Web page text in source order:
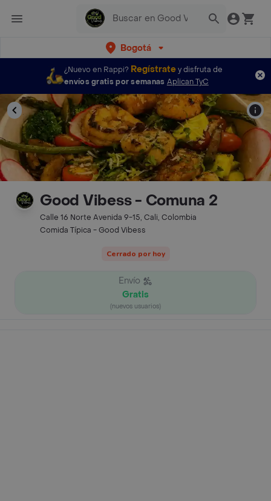
Bogotá
¿Nuevo en Rappi? Regístratey disfruta de
envíos gratis por semanas Aplican TyC
Good Vibess - Comuna 2
Calle 16 Norte Avenida 9-15, Cali, Colombia
Comida Típica - Good Vibess
Cerrado por hoy
Envío
Gratis
(nuevos usuarios)